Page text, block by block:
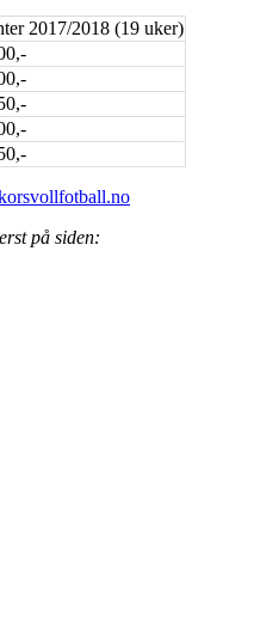
2017/2018 (19 uker)
på siden: